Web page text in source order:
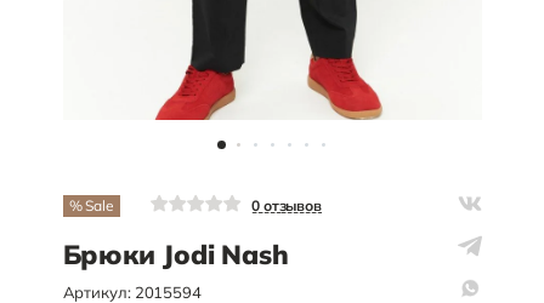
% Sale 0 отзывов
Брюки Jodi Nash
Артикул: 2015594